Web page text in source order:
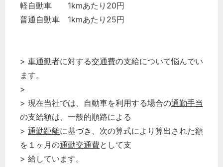
軽自動車 1kmあたり20円
普通自動車 1kmあたり25円
> 車通勤者に対する交通費の支給について悩んでい
ます。
>
> 現在当社では、自動車を利用する場合の通勤手当
の支給額は、一般的順路による
> 通勤距離に基づき、次の算式により算出された額
を１ヶ月の通勤交通費として支
> 給しています。